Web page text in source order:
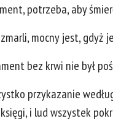
potrzeba, aby
mocny jest, gdyż
bez krwi nie był
przykazanie
i lud wszystek